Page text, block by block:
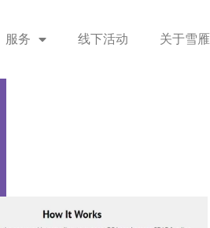
服务 线下活动 关于雪雁